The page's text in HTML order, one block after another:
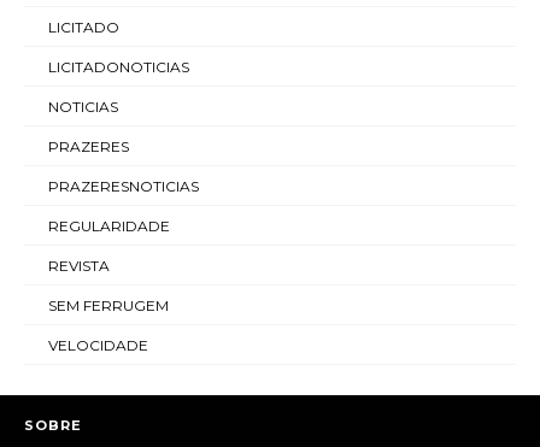
LICITADO
LICITADONOTICIAS
NOTICIAS
PRAZERES
PRAZERESNOTICIAS
REGULARIDADE
REVISTA
SEM FERRUGEM
VELOCIDADE
SOBRE